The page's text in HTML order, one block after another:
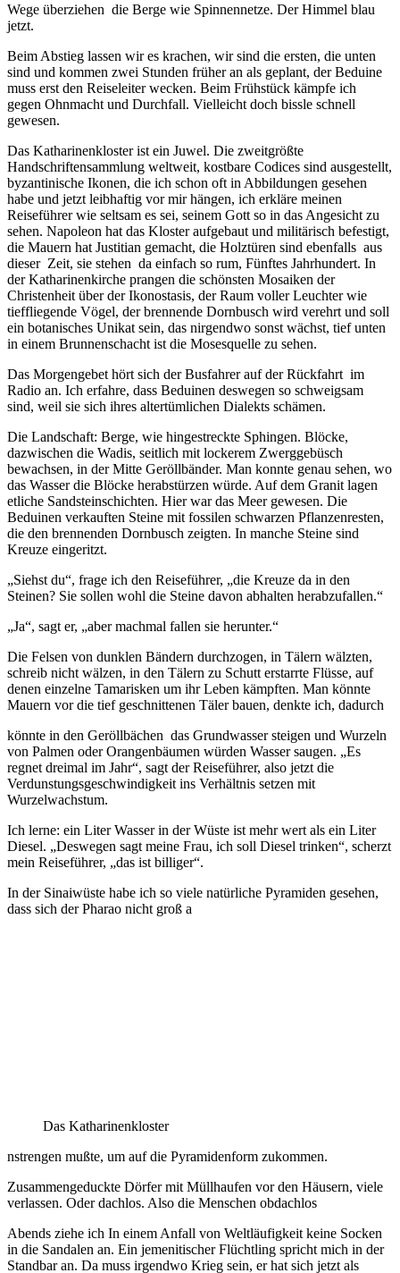
Wege überziehen die Berge wie Spinnennetze. Der Himmel blau
jetzt.
Beim Abstieg lassen wir es krachen, wir sind die ersten, die unten
sind und kommen zwei Stunden früher an als geplant, der Beduine
muss erst den Reiseleiter wecken. Beim Frühstück kämpfe ich
gegen Ohnmacht und Durchfall. Vielleicht doch bissle schnell
gewesen.
Das Katharinenkloster ist ein Juwel. Die zweitgrößte
Handschriftensammlung weltweit, kostbare Codices sind ausgestellt,
byzantinische Ikonen, die ich schon oft in Abbildungen gesehen
habe und jetzt leibhaftig vor mir hängen, ich erkläre meinen
Reiseführer wie seltsam es sei, seinem Gott so in das Angesicht zu
sehen. Napoleon hat das Kloster aufgebaut und militärisch befestigt,
die Mauern hat Justitian gemacht, die Holztüren sind ebenfalls aus
dieser Zeit, sie stehen da einfach so rum, Fünftes Jahrhundert. In
der Katharinenkirche prangen die schönsten Mosaiken der
Christenheit über der Ikonostasis, der Raum voller Leuchter wie
tieffliegende Vögel, der brennende Dornbusch wird verehrt und soll
ein botanisches Unikat sein, das nirgendwo sonst wächst, tief unten
in einem Brunnenschacht ist die Mosesquelle zu sehen.
Das Morgengebet hört sich der Busfahrer auf der Rückfahrt im
Radio an. Ich erfahre, dass Beduinen deswegen so schweigsam
sind, weil sie sich ihres altertümlichen Dialekts schämen.
Die Landschaft: Berge, wie hingestreckte Sphingen. Blöcke,
dazwischen die Wadis, seitlich mit lockerem Zwerggebüsch
bewachsen, in der Mitte Geröllbänder. Man konnte genau sehen, wo
das Wasser die Blöcke herabstürzen würde. Auf dem Granit lagen
etliche Sandsteinschichten. Hier war das Meer gewesen. Die
Beduinen verkauften Steine mit fossilen schwarzen Pflanzenresten,
die den brennenden Dornbusch zeigten. In manche Steine sind
Kreuze eingeritzt.
„Siehst du“, frage ich den Reiseführer, „die Kreuze da in den
Steinen? Sie sollen wohl die Steine davon abhalten herabzufallen.“
„Ja“, sagt er, „aber machmal fallen sie herunter.“
Die Felsen von dunklen Bändern durchzogen, in Tälern wälzten,
schreib nicht wälzen, in den Tälern zu Schutt erstarrte Flüsse, auf
denen einzelne Tamarisken um ihr Leben kämpften. Man könnte
Mauern vor die tief geschnittenen Täler bauen, denkte ich, dadurch
könnte in den Geröllbächen das Grundwasser steigen und Wurzeln
von Palmen oder Orangenbäumen würden Wasser saugen. „Es
regnet dreimal im Jahr“, sagt der Reiseführer, also jetzt die
Verdunstungsgeschwindigkeit ins Verhältnis setzen mit
Wurzelwachstum.
Ich lerne: ein Liter Wasser in der Wüste ist mehr wert als ein Liter
Diesel. „Deswegen sagt meine Frau, ich soll Diesel trinken“, scherzt
mein Reiseführer, „das ist billiger“.
In der Sinaiwüste habe ich so viele natürliche Pyramiden gesehen,
dass sich der Pharao nicht groß a
Das Katharinenkloster
nstrengen mußte, um auf die Pyramidenform zukommen.
Zusammengeduckte Dörfer mit Müllhaufen vor den Häusern, viele
verlassen. Oder dachlos. Also die Menschen obdachlos
Abends ziehe ich In einem Anfall von Weltläufigkeit keine Socken
in die Sandalen an. Ein jemenitischer Flüchtling spricht mich in der
Standbar an. Da muss irgendwo Krieg sein, er hat sich jetzt als